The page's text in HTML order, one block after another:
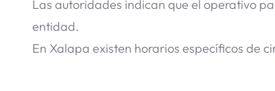
Las autoridades indican que el operativo
entidad.
En Xalapa existen horarios específicos de